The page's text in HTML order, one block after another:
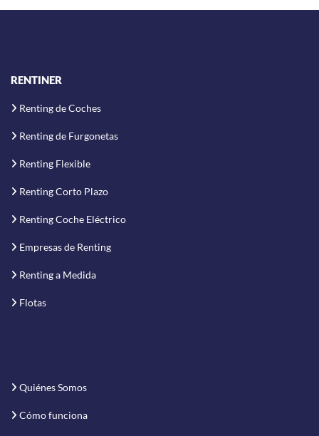
RENTINER
Renting de Coches
Renting de Furgonetas
Renting Flexible
Renting Corto Plazo
Renting Coche Eléctrico
Empresas de Renting
Renting a Medida
Flotas
Quiénes Somos
Cómo funciona